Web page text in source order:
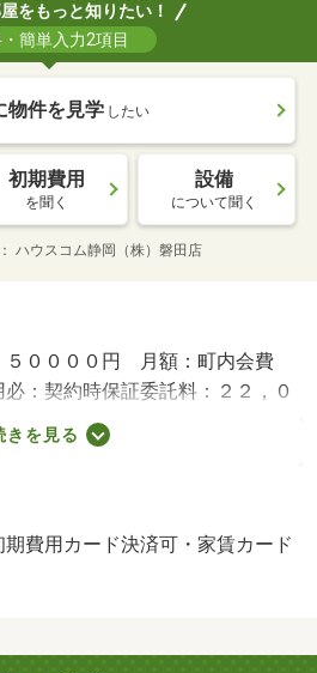
をもっと知りたい！
簡単入力2項目
物件を見学 したい
初期費用
を聞く
設備
について聞く
ハウスコム静岡（株）磐田店
００００円 月額：町内会費
：契約時保証委託料：２２，０
賃料総額の２．２％又は５．
更新事務手数料２２ ０００円／
／バストイレ別／バルコニー／
ローリング／シャワー付洗面台
乾燥機／室内洗濯置／陽当り良
付／オートバス／ウォークイン
きを見る
費用カード決済可・家賃カード